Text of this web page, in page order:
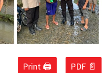
Print 🖨 PDF 📄